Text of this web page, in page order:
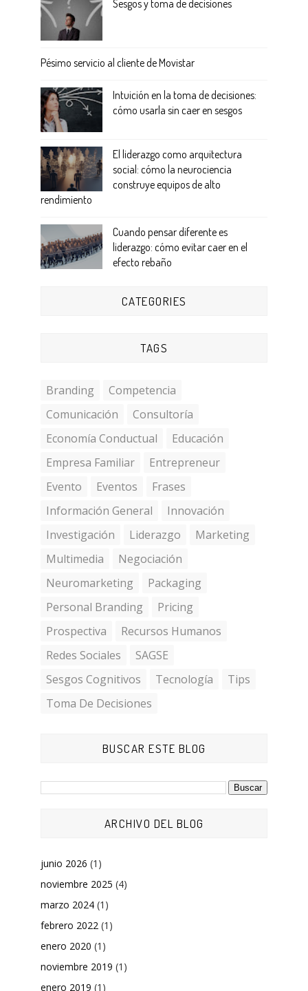
Sesgos y toma de decisiones
Pésimo servicio al cliente de Movistar
Intuición en la toma de decisiones:
cómo usarla sin caer en sesgos
El liderazgo como arquitectura
social: cómo la neurociencia
construye equipos de alto
rendimiento
Cuando pensar diferente es
liderazgo: cómo evitar caer en el
efecto rebaño
CATEGORIES
TAGS
Branding
Competencia
Comunicación
Consultoría
Economía Conductual
Educación
Empresa Familiar
Entrepreneur
Evento
Eventos
Frases
Información General
Innovación
Investigación
Liderazgo
Marketing
Multimedia
Negociación
Neuromarketing
Packaging
Personal Branding
Pricing
Prospectiva
Recursos Humanos
Redes Sociales
SAGSE
Sesgos Cognitivos
Tecnología
Tips
Toma De Decisiones
BUSCAR ESTE BLOG
ARCHIVO DEL BLOG
junio 2026 (1)
noviembre 2025 (4)
marzo 2024 (1)
febrero 2022 (1)
enero 2020 (1)
noviembre 2019 (1)
enero 2019 (1)